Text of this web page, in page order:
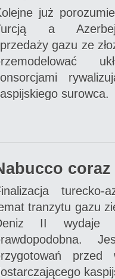
już
a
gazu ze
surowca.
turecko-
tranzytu gazu
II wydaje
przed